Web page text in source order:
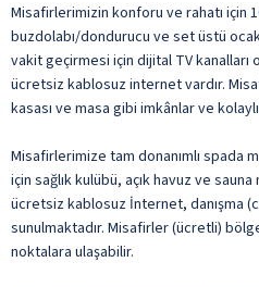
Misafirlerimizin konforu ve rahatı için
buzdolabı/dondurucu ve set üstü
vakit geçirmesi için dijital TV kanalları
ücretsiz kablosuz internet vardır.
kasası ve masa gibi imkânlar ve
Misafirlerimize tam donanımlı spada
için sağlık kulübü, açık havuz ve
ücretsiz kablosuz İnternet, danışma
sunulmaktadır. Misafirler (ücretli)
noktalara ulaşabilir.